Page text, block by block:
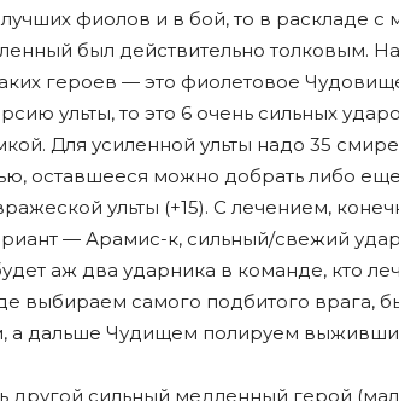
фиолов и в бой, то в раскладе
был действительно толковым.
героев — это фиолетовое
ульты, то это 6 очень сильных
Для усиленной ульты надо 35
оставшееся можно добрать либо
ульты (+15). С лечением,
— Арамис-к, сильный/свежий
аж два ударника в команде, кто
выбираем самого подбитого врага,
а дальше Чудищем полируем
другой сильный медленный герой